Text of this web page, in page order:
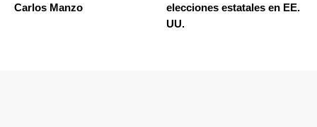
Carlos Manzo
elecciones estatales en EE.
UU.